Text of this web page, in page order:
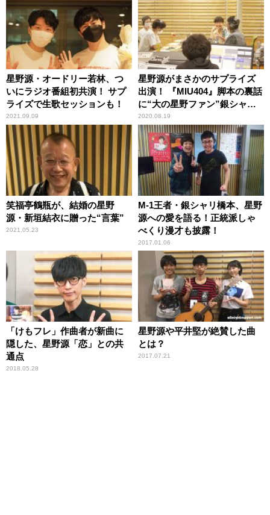
星野源・オードリー若林、つ
いにラジオ番組初共演！ サプ
ライズで生歌セッションも！
2021.09.09
星野源がまさかのサプライズ
出演！ 『MIU404』脚本の裏話
に“大の星野ファン”銀シャリ
橋本が歓喜
2020.08.19
笑福亭鶴瓶が、結婚の星野
源・新垣結衣に贈った“言葉”
2021.05.23
M-1王者・銀シャリ橋本、星野
源への愛を語る！正統派しゃ
べくり漫才も披露！
2017.01.06
「けもフレ」作曲者が新曲に
隠した、星野源「恋」との共
通点
2018.05.28
星野源や平井堅が絶賛した曲
とは？
2017.07.21